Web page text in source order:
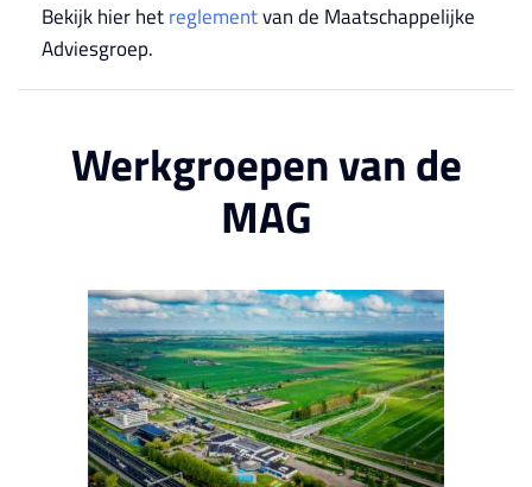
Bekijk hier hetreglementvan de Maatschappelijke
Adviesgroep.
Werkgroepen van de
MAG